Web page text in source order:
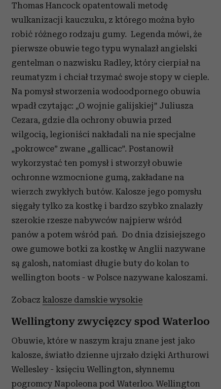
Thomas Hancock opatentowali metodę
wulkanizacji kauczuku, z którego można było
robić różnego rodzaju gumy. Legenda mówi, że
pierwsze obuwie tego typu wynalazł angielski
gentelman o nazwisku Radley, który cierpiał na
reumatyzm i chciał trzymać swoje stopy w cieple.
Na pomysł stworzenia wodoodpornego obuwia
wpadł czytając: „O wojnie galijskiej” Juliusza
Cezara, gdzie dla ochrony obuwia przed
wilgocią, legioniści nakładali na nie specjalne
„pokrowce” zwane „gallicac”. Postanowił
wykorzystać ten pomysł i stworzył obuwie
ochronne wzmocnione gumą, zakładane na
wierzch zwykłych butów. Kalosze jego pomysłu
sięgały tylko za kostkę i bardzo szybko znalazły
szerokie rzesze nabywców najpierw wśród
panów a potem wśród pań. Do dnia dzisiejszego
owe gumowe botki za kostkę w Anglii nazywane
są galosh, natomiast długie buty do kolan to
wellington boots - w Polsce nazywane kaloszami.
Zobacz kalosze damskie wysokie
Wellingtony zwycięzcy spod Waterloo
Obuwie, które w naszym kraju znane jest jako
kalosze, światło dzienne ujrzało dzięki Arthurowi
Wellesley - księciu Wellington, słynnemu
pogromcy Napoleona pod Waterloo. Wellington